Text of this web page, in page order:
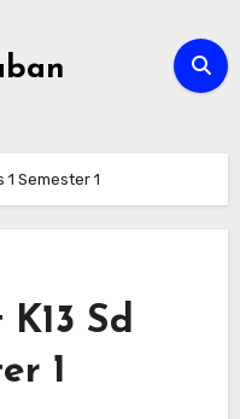
1 Semester 1
Sd
1